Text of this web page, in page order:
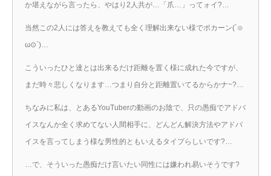
か堪えながら言ったら、やはり2人共が…「爪…」ってォイ?…
当然この2人には答えを教えても全く理解出来ない様でポカーン(´⊙
ω⊙`)…
こういったひと達とは出来るだけ距離を置く様に成れた今ですが、
まだ時々悲しくなります…つまり自分と距離置いてるからかナ~?…
ちなみに私は、とあるYouTuberの動画のお陰で、只の愚痴でアドバ
イスなんか全く求めてない人間相手に、どんどん解決方法やアドバ
イスを言ってしまう様な男性的ともいえるタイプらしいです?…
…で、そういった愚痴だけ言いたい同性には嫌われ易いそうです?